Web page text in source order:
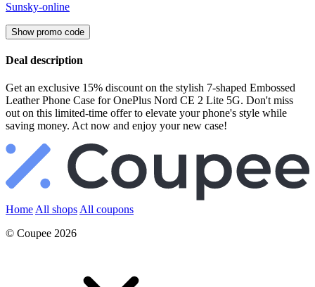
Sunsky-online
Show promo code
Deal description
Get an exclusive 15% discount on the stylish 7-shaped Embossed
Leather Phone Case for OnePlus Nord CE 2 Lite 5G. Don't miss
out on this limited-time offer to elevate your phone's style while
saving money. Act now and enjoy your new case!
Home All shops All coupons
© Coupee 2026